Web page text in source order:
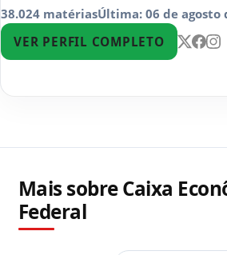
38.024 matériasÚltima: 06 de agosto
VER PERFIL COMPLETO
Mais sobre Caixa
Federal